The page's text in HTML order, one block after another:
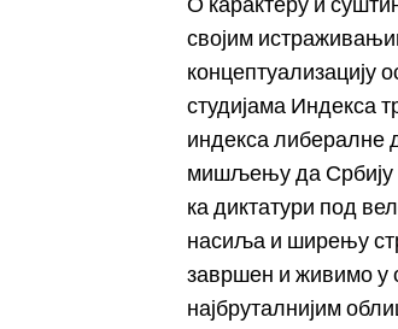
својим
концептуализацију
студијама Индекса
индекса либералне
мишљењу да Србију
ка диктатури под
насиља и ширењу
завршен и живимо у
најбруталнијим